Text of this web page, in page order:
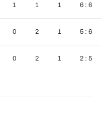
1 1 1 6 : 6
0 2 1 5 : 6
0 2 1 2 : 5